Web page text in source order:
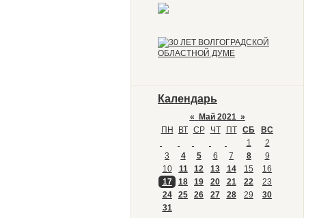
Календарь
« Май 2021 »
ПН
ВТ СР ЧТ ПТ СБ
ВС
1
2
3
4 5 6 7 8
9
10
11 12 13 14 15
16
17
18 19 20 21 22
23
24
25 26 27 28 29
30
31